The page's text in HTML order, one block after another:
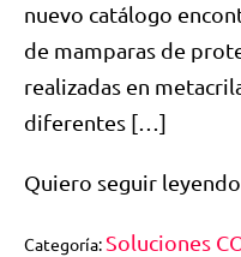
nuevo catálogo
de mamparas de
realizadas en
diferentes […]
Quiero seguir leyendo
Categoría: Soluciones